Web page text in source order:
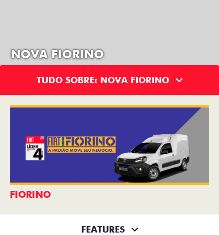
NOVA FIORINO
TUDO SOBRE: NOVA FIORINO
FIORINO
FEATURES